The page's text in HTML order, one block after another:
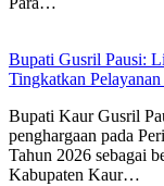
Bupati Gusril Pausi:
Tingkatkan
Bupati Kaur Gusril
penghargaan pada
Tahun 2026 sebagai
Kabupaten Kaur…